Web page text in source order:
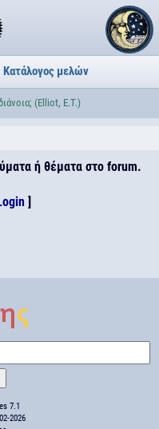
Κατάλογος μελών
(Elliot, E.T.)
ή θέματα στο forum.
]
7.1
2026